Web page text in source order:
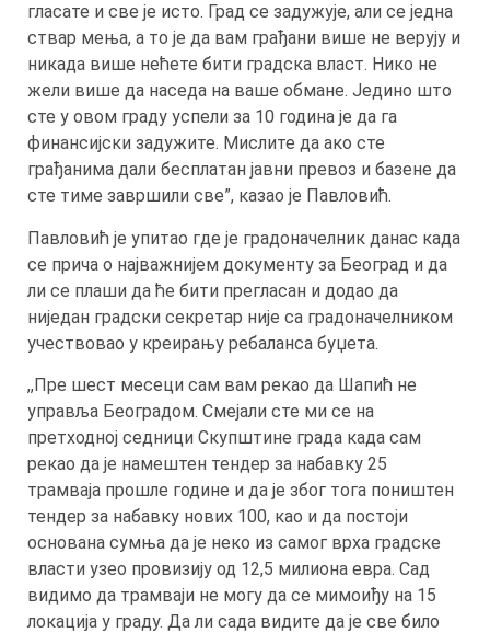
гласате и све је исто. Град се задужује, али се једна
ствар мења, а то је да вам грађани више не верују и
никада више нећете бити градска власт. Нико не
жели више да наседа на ваше обмане. Једино што
сте у овом граду успели за 10 година је да га
финансијски задужите. Мислите да aко сте
грађанима дали бесплатан јавни превоз и базене да
сте тиме завршили све”, казао је Павловић.
Павловић је упитао где је градоначелник данас када
се прича о најважнијем документу за Београд и да
ли се плаши да ће бити прегласан и додао да
ниједан градски секретар није са градоначелником
учествовао у креирању ребаланса буџета.
,,Пре шест месеци сам вам рекао да Шапић не
управља Београдом. Смејали сте ми се на
претходној седници Скупштине града када сам
рекао да је намештен тендер за набавку 25
трамваја прошле године и да је због тога поништен
тендер за набавку нових 100, као и да постоји
основана сумња да је неко из самог врха градске
власти узео провизију од 12,5 милиона евра. Сад
видимо да трамваји не могу да се мимоиђу на 15
локација у граду. Да ли сада видите да је све било